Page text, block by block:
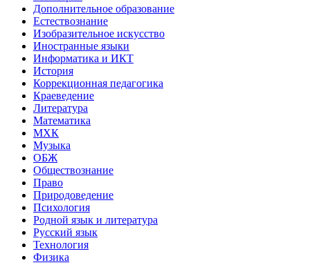
Дополнительное образование
Естествознание
Изобразительное искусство
Иностранные языки
Информатика и ИКТ
История
Коррекционная педагогика
Краеведение
Литература
Математика
МХК
Музыка
ОБЖ
Обществознание
Право
Природоведение
Психология
Родной язык и литература
Русский язык
Технология
Физика